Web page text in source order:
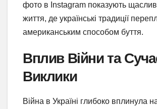
фото в Instagram показують
життя, де українські традиції
американським способом буття.
Вплив Війни та
Виклики
Війна в Україні глибоко вплинула